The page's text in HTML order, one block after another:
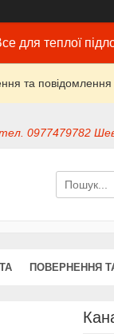
для теплої
та
0977479782
ПОВЕРНЕННЯ